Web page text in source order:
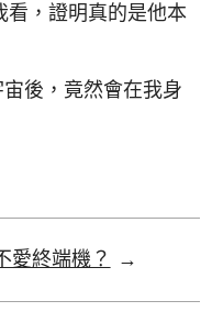
看，證明真的是他本
後，竟然會在我身
愛終端機？ →